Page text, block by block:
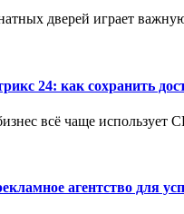
дверей играет
24: как сохранить
всё чаще использует
агентство для